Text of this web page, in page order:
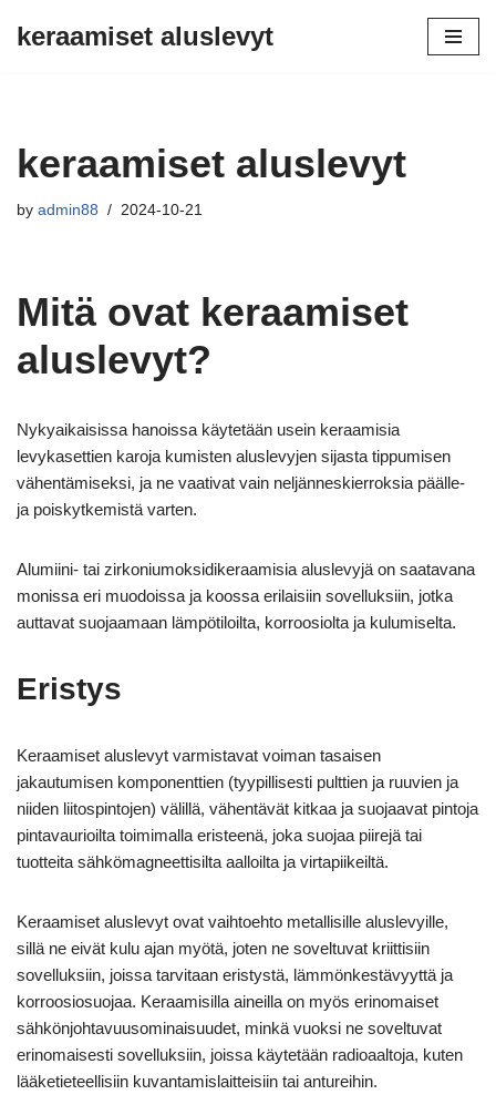
keraamiset aluslevyt
keraamiset aluslevyt
by admin88 2024-10-21
Mitä ovat keraamiset
aluslevyt?
Nykyaikaisissa hanoissa käytetään usein keraamisia
levykasettien karoja kumisten aluslevyjen sijasta tippumisen
vähentämiseksi, ja ne vaativat vain neljänneskierroksia päälle-
ja poiskytkemistä varten.
Alumiini- tai zirkoniumoksidikeraamisia aluslevyjä on saatavana
monissa eri muodoissa ja koossa erilaisiin sovelluksiin, jotka
auttavat suojaamaan lämpötiloilta, korroosiolta ja kulumiselta.
Eristys
Keraamiset aluslevyt varmistavat voiman tasaisen
jakautumisen komponenttien (tyypillisesti pulttien ja ruuvien ja
niiden liitospintojen) välillä, vähentävät kitkaa ja suojaavat pintoja
pintavaurioilta toimimalla eristeenä, joka suojaa piirejä tai
tuotteita sähkömagneettisilta aalloilta ja virtapiikeiltä.
Keraamiset aluslevyt ovat vaihtoehto metallisille aluslevyille,
sillä ne eivät kulu ajan myötä, joten ne soveltuvat kriittisiin
sovelluksiin, joissa tarvitaan eristystä, lämmönkestävyyttä ja
korroosiosuojaa. Keraamisilla aineilla on myös erinomaiset
sähkönjohtavuusominaisuudet, minkä vuoksi ne soveltuvat
erinomaisesti sovelluksiin, joissa käytetään radioaaltoja, kuten
lääketieteellisiin kuvantamislaitteisiin tai antureihin.